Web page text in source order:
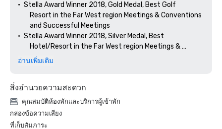
•	Stella Award Winner 2018, Gold Medal, Best Golf
        Resort in the Far West region Meetings & Conventions
        and Successful Meetings
•	Stella Award Winner 2018, Silver Medal, Best
        Hotel/Resort in the Far West region Meetings &
อ่านเพิ่มเติม
สิ่งอำนวยความสะดวก
คุณสมบัติห้องพักและบริการผู้เข้าพัก
กล่องข้อความเสียง
ที่เก็บสัมภาระ